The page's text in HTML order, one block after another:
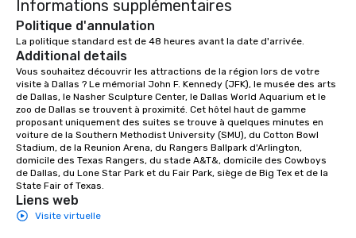
Informations supplémentaires
Politique d'annulation
La politique standard est de 48 heures avant la date d'arrivée.
Additional details
Vous souhaitez découvrir les attractions de la région lors de votre
visite à Dallas ? Le mémorial John F. Kennedy (JFK), le musée des arts
de Dallas, le Nasher Sculpture Center, le Dallas World Aquarium et le
zoo de Dallas se trouvent à proximité. Cet hôtel haut de gamme
proposant uniquement des suites se trouve à quelques minutes en
voiture de la Southern Methodist University (SMU), du Cotton Bowl
Stadium, de la Reunion Arena, du Rangers Ballpark d'Arlington,
domicile des Texas Rangers, du stade A&T&, domicile des Cowboys
de Dallas, du Lone Star Park et du Fair Park, siège de Big Tex et de la
State Fair of Texas.
Liens web
Visite virtuelle